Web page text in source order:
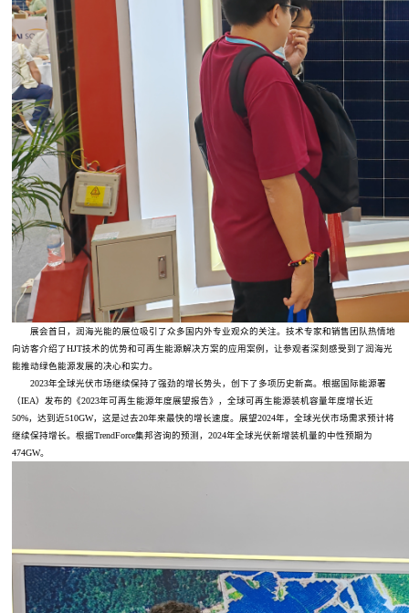
展会首日，润海光能的展位吸引了众多国内外专业观众的关注。技术专家和销售团队热情地
向访客介绍了HJT技术的优势和可再生能源解决方案的应用案例，让参观者深刻感受到了润海光
能推动绿色能源发展的决心和实力。
2023年全球光伏市场继续保持了强劲的增长势头，创下了多项历史新高。根据国际能源署
（IEA）发布的《2023年可再生能源年度展望报告》，全球可再生能源装机容量年度增长近
50%，达到近510GW，这是过去20年来最快的增长速度。展望2024年，全球光伏市场需求预计将
继续保持增长。根据TrendForce集邦咨询的预测，2024年全球光伏新增装机量的中性预期为
474GW。